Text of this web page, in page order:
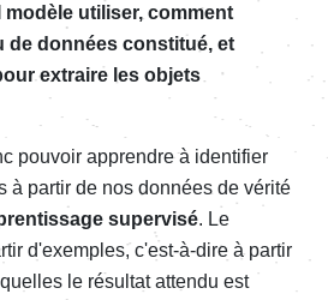
utiliser, comment
de données constitué, et
extraire les objets
pouvoir apprendre à identifier
à partir de nos données de vérité
supervisé. Le
d'exemples, c'est-à-dire à partir
le résultat attendu est